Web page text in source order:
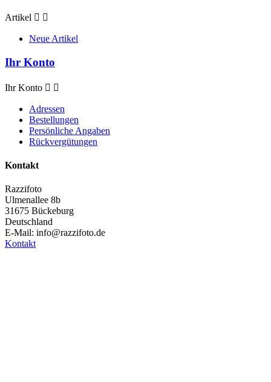
Artikel  
Neue Artikel
Ihr Konto
Ihr Konto  
Adressen
Bestellungen
Persönliche Angaben
Rückvergütungen
Kontakt
Razzifoto
Ulmenallee 8b
31675 Bückeburg
Deutschland
E-Mail: info@razzifoto.de
Kontakt